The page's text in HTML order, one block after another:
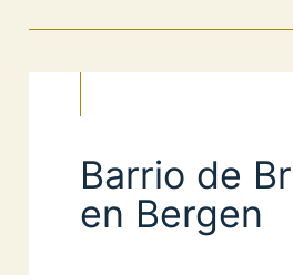
Barrio de
en Bergen